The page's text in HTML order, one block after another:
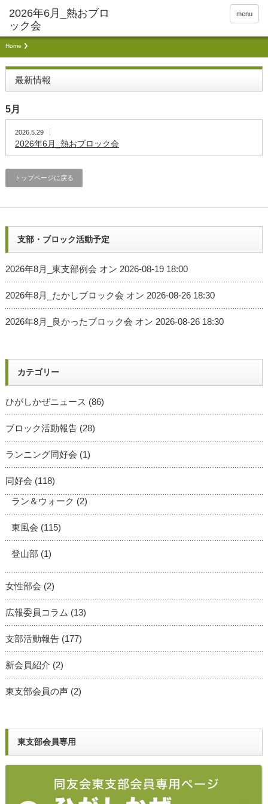
menu
Home
最新情報
5月
2026.5.29
2026年6月_熱おブロック会
トップページに戻る
支部・ブロック活動予定
2026年8月_東支部例会 オン 2026-08-19 18:00
2026年8月_たかしブロック会 オン 2026-08-26 18:30
2026年8月_良かったブロック会 オン 2026-08-26 18:30
カテゴリー
ひがしかぜニュース (86)
ブロック活動報告(28)
ランニング同好会 (1)
同好会 (118)
ラン＆ウォーク (2)
東風会 (115)
登山部 (1)
女性部会 (2)
広報委員コラム (13)
支部活動報告(177)
新会員紹介 (2)
東支部会員の声(2)
東支部会員専用